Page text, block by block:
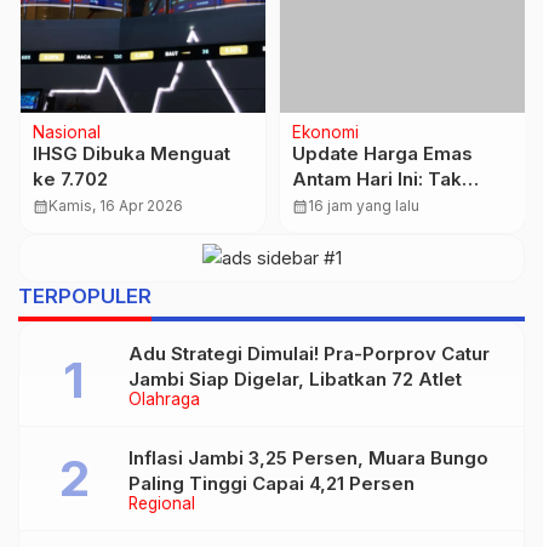
Nasional
IHSG Dibuka Menguat
ke 7.702
calendar_monthKamis, 16 Apr 2026
Ekonomi
Update Harga Emas
Antam Hari Ini: Tak
Bergerak, Rp2,69 Juta
calendar_month16 jam yang lalu
TERPOPULER
Olahraga
Adu Strategi Dimulai! Pra-Porprov Catur
Jambi Siap Digelar, Libatkan 72 Atlet
Regional
Inflasi Jambi 3,25 Persen, Muara Bungo
Paling Tinggi Capai 4,21 Persen